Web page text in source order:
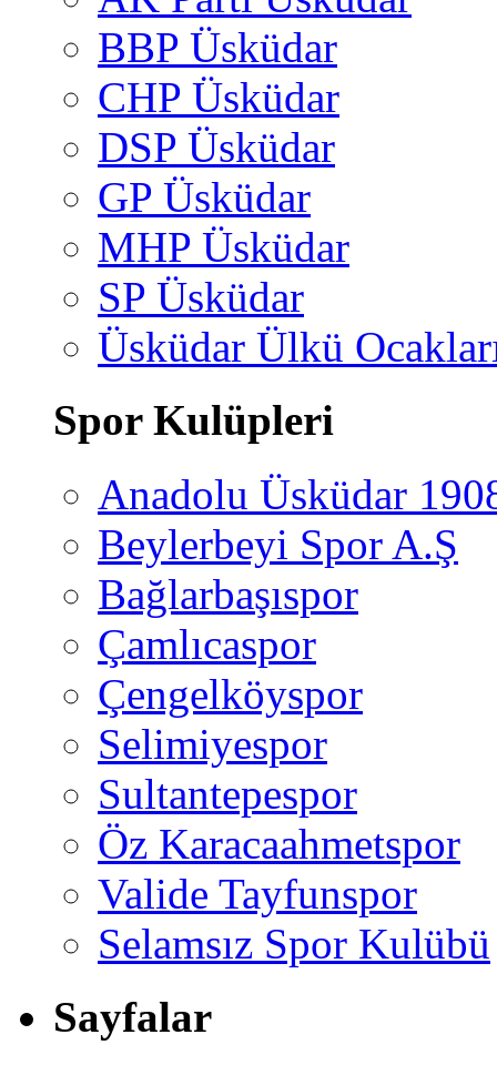
BBP Üsküdar
CHP Üsküdar
DSP Üsküdar
GP Üsküdar
MHP Üsküdar
SP Üsküdar
Üsküdar Ülkü
Spor Kulüpleri
Anadolu Üsküdar
Beylerbeyi Spor A.Ş
Bağlarbaşıspor
Çamlıcaspor
Çengelköyspor
Selimiyespor
Sultantepespor
Öz Karacaahmetspor
Valide Tayfunspor
Selamsız Spor Kulübü
Sayfalar